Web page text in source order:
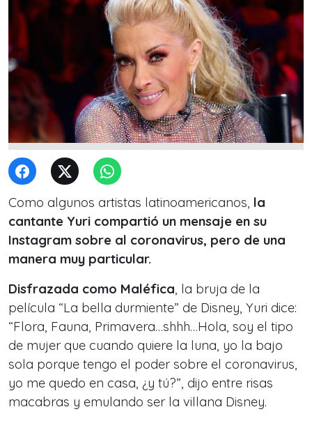
Como algunos artistas latinoamericanos, la
cantante Yuri compartió un mensaje en su
Instagram sobre al coronavirus, pero de una
manera muy particular.
Disfrazada como Maléfica, la bruja de la
película “La bella durmiente” de Disney, Yuri dice:
“Flora, Fauna, Primavera…shhh…Hola, soy el tipo
de mujer que cuando quiere la luna, yo la bajo
sola porque tengo el poder sobre el coronavirus,
yo me quedo en casa, ¿y tú?”, dijo entre risas
macabras y emulando ser la villana Disney.